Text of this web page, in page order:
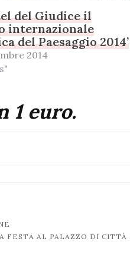
del Giudice il
internazionale
del Paesaggio 2014’
2014
1 euro.
FESTA AL PALAZZO DI CITTÀ